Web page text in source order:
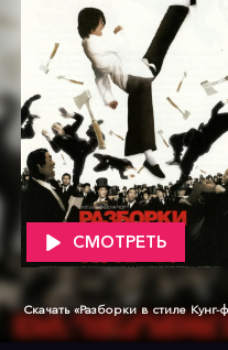
СМОТРЕТЬ
Скачать «Разборки в стиле Кунг-